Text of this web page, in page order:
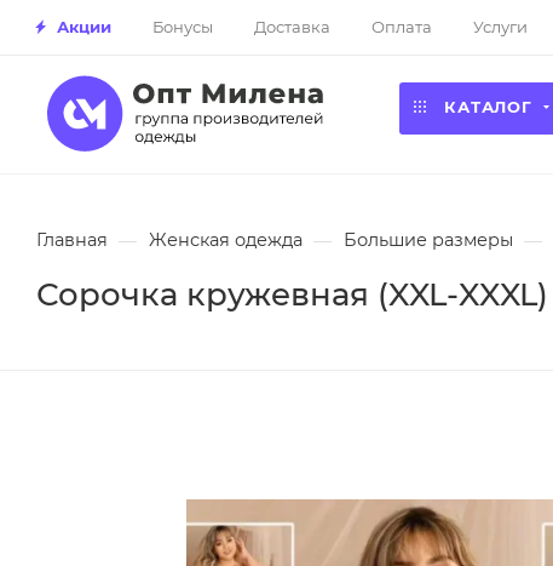
Акции Бонусы Доставка Оплата Услуги
КАТАЛОГ
Главная — Женская одежда — Большие размеры —
Сорочка кружевная (XXL-XXXL)